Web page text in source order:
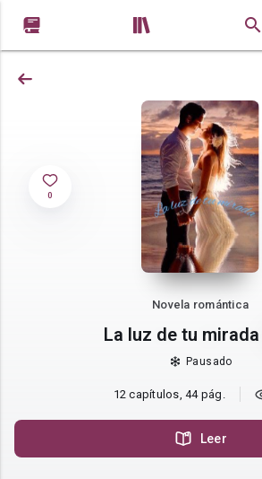

0
Novela romántica
La luz de tu mirada
Pausado
12 capítulos, 44 pág.
Leer